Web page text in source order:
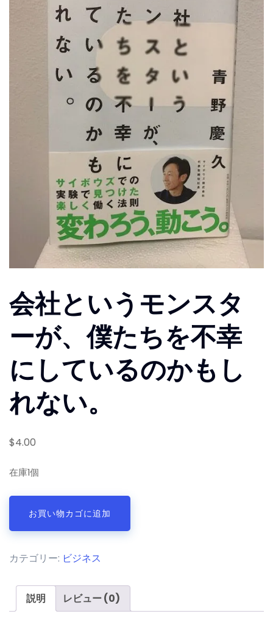
会社というモンスタ
ーが、僕たちを不幸
にしているのかもし
れない。
$4.00
在庫1個
会
と
う
ス
お買い物カゴに追加
カテゴリー: ビジネス
説明 レビュー (0)